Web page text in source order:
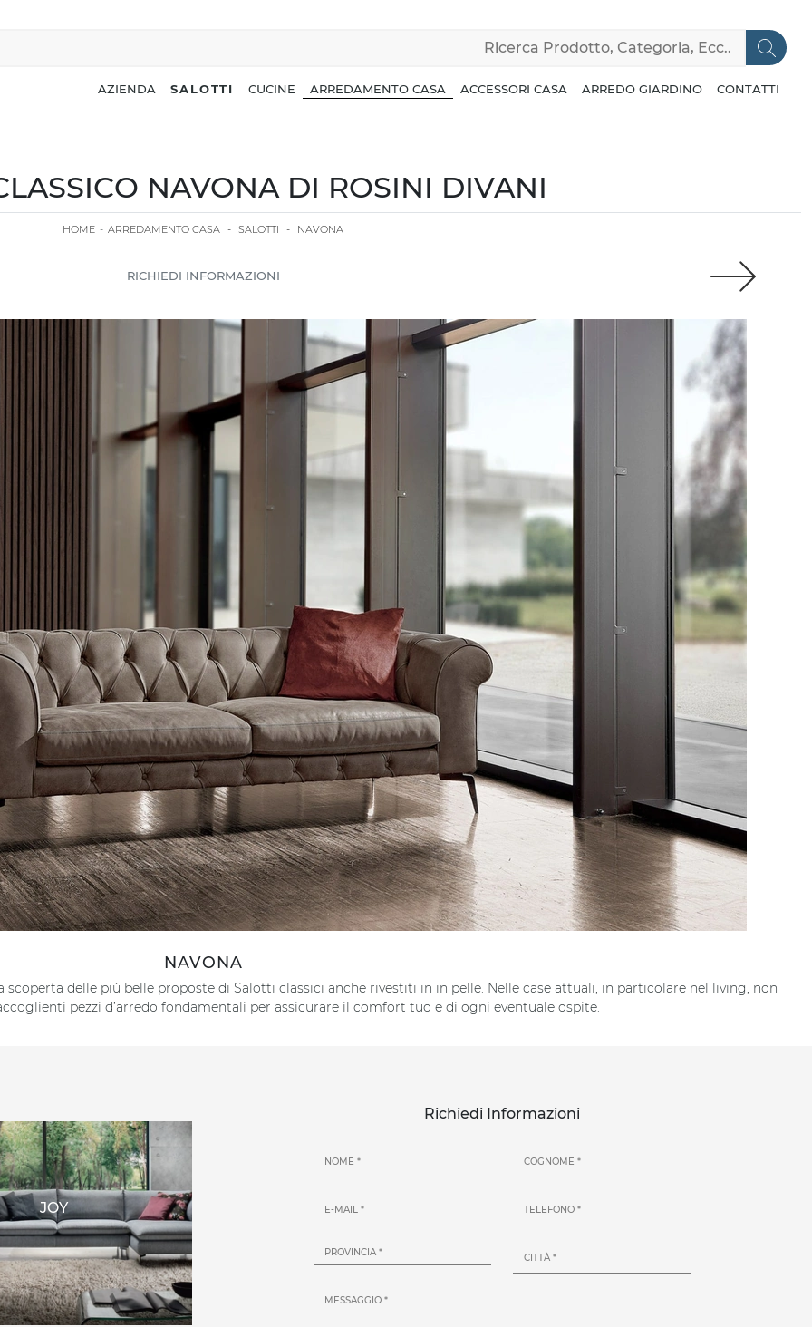
AZIENDA SALOTTI CUCINE ARREDAMENTO CASA ACCESSORI CASA ARREDO GIARDINO CONTATTI
NAVONA DI ROSINI DIVANI
HOME - ARREDAMENTO CASA - SALOTTI - NAVONA
RICHIEDI INFORMAZIONI
NAVONA
delle più belle proposte di Salotti classici anche rivestiti in in pelle. Nelle case attuali, in particolare nel living, non
pezzi d’arredo fondamentali per assicurare il comfort tuo e di ogni eventuale ospite.
JOY
Richiedi Informazioni